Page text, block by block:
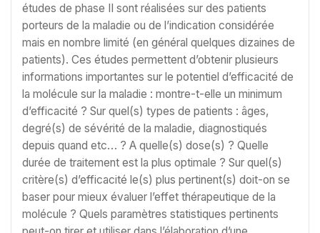
études de phase II sont réalisées sur des patients
porteurs de la maladie ou de l’indication considérée
mais en nombre limité (en général quelques dizaines de
patients). Ces études permettent d’obtenir plusieurs
informations importantes sur le potentiel d’efficacité de
la molécule sur la maladie : montre-t-elle un minimum
d’efficacité ? Sur quel(s) types de patients : âges,
degré(s) de sévérité de la maladie, diagnostiqués
depuis quand etc… ? A quelle(s) dose(s) ? Quelle
durée de traitement est la plus optimale ? Sur quel(s)
critère(s) d’efficacité le(s) plus pertinent(s) doit-on se
baser pour mieux évaluer l’effet thérapeutique de la
molécule ? Quels paramètres statistiques pertinents